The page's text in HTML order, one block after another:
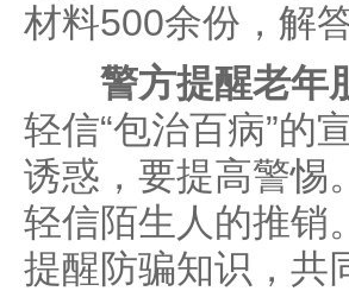
材料500余份，解
警方提醒老年
轻信“包治百病”的
诱惑，要提高警惕
轻信陌生人的推销
提醒防骗知识，共